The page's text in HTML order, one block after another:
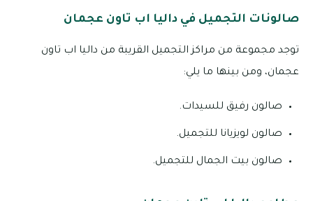
صالونات التجميل في داليا اب تاون عجمان
توجد مجموعة من مراكز التجميل القريبة من داليا اب تاون
عجمان، ومن بينها ما يلي:
صالون رفيق للسيدات.
صالون لويزيانا للتجميل.
صالون بيت الجمال للتجميل.